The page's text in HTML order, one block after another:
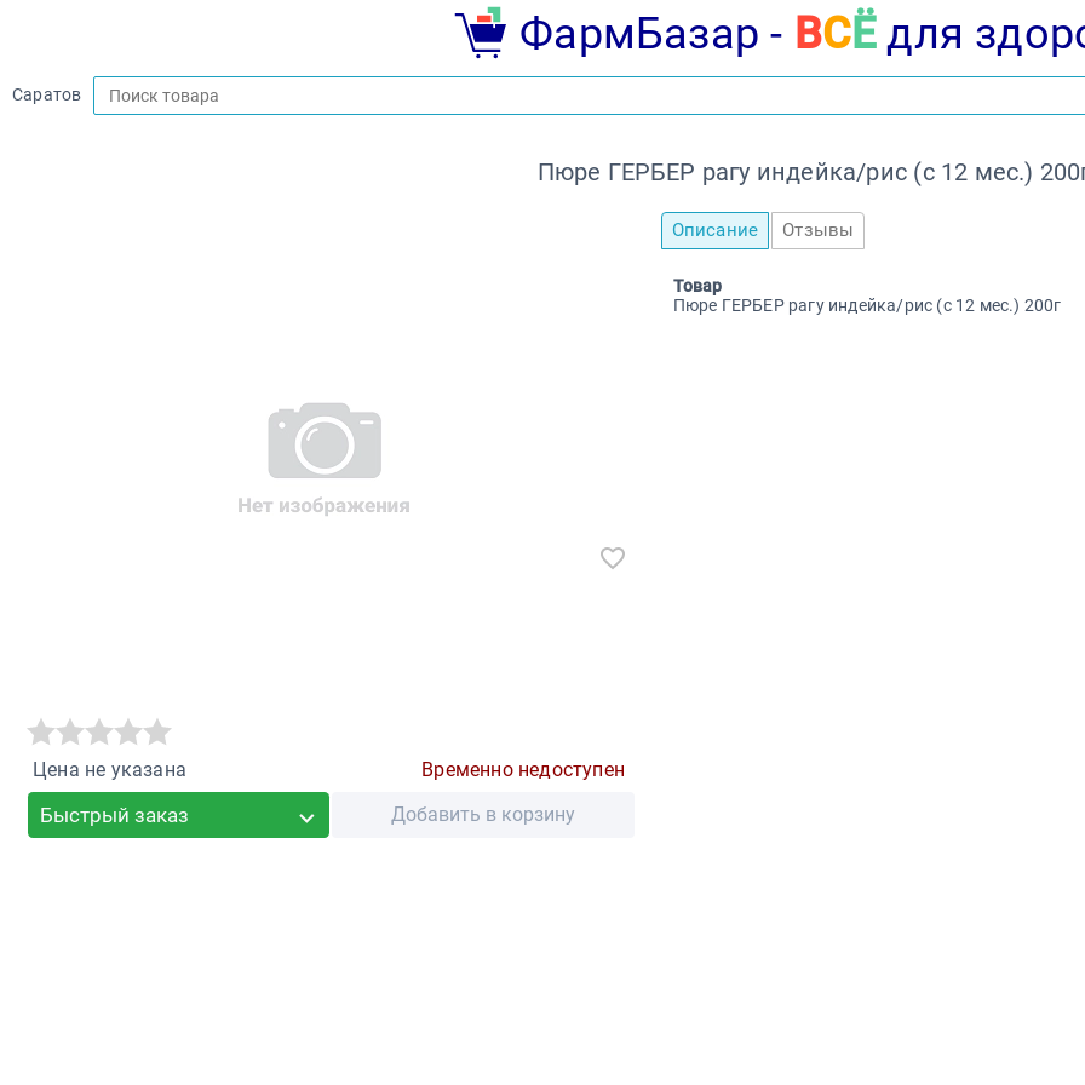
ФармБазар - ВСЁдля
Саратов
Пюре ГЕРБЕР рагу индейка/рис (с 12 мес.)
Цена не указана Временно недоступен
Быстрый заказ Добавить в корзину
Описание Отзывы
Товар
Пюре ГЕРБЕР рагу индейка/рис (с 12 мес.) 200г